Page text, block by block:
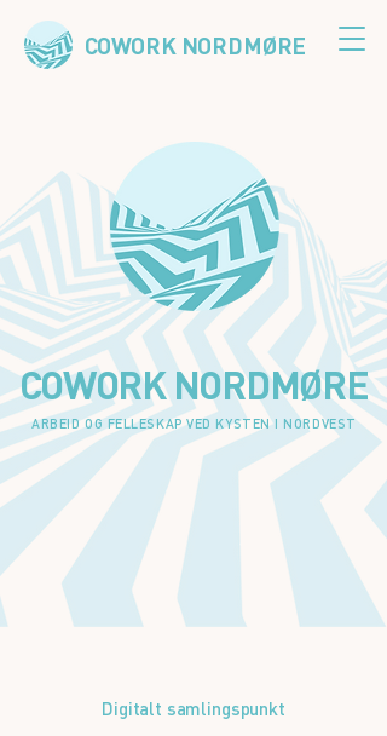
COWORK NORDMØRE
COWORK NORDMØRE
ARBEID OG FELLESKAP VED KYSTEN I NORDVEST
Digitalt samlingspunkt